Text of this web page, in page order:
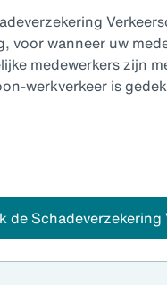
voor wanneer uw
medewerkers zijn
werkverkeer is
de Schadeverzekering